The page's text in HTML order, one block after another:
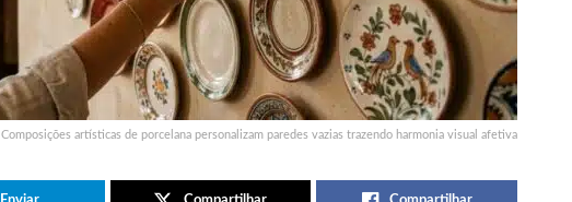
Composições artísticas de porcelana personalizam paredes vazias trazendo harmonia visual afetiva